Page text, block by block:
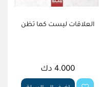
العلاقات ليست كما تظن
4.000 دك